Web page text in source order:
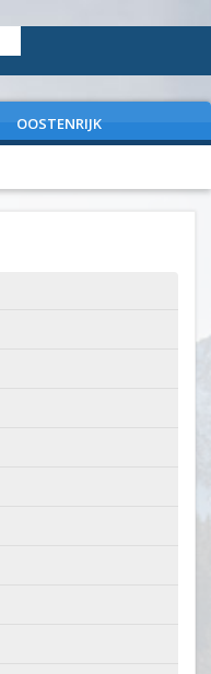
OOSTENRIJK